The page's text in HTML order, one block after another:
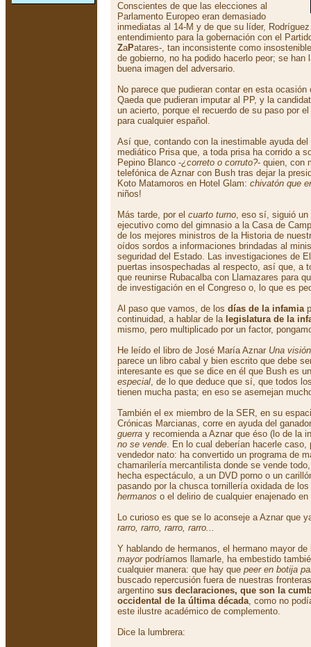
Conscientes de que las elecciones al
Parlamento Europeo eran demasiado
inmediatas al 14-M y de que su líder,
entendimiento para la gobernación con el
ZaPatares-, tan inconsistente como
de gobierno, no ha podido hacerlo peor; se han
buena imagen del adversario.
No parece que pudieran contar en esta
Qaeda que pudieran imputar al PP, y la
un acierto, porque el recuerdo de su paso por
para cualquier español.
Así que, contando con la inestimable ayuda
mediático Prisa que, a toda prisa ha corrido a
Pepino Blanco -¿correto o corruto?- quien, con
telefónica de Aznar con Bush tras dejar la
Koto Matamoros en Hotel Glam: chivatón que
niños!
Más tarde, por el cuarto turno, eso sí, siguió un
ejecutivo como del gimnasio a la Casa de
de los mejores ministros de la Historia de
oídos sordos a informaciones brindadas al
seguridad del Estado. Las investigaciones de
puertas insospechadas al respecto, así que, a
que reunirse Rubacalba con Llamazares para
de investigación en el Congreso o, lo que es
Al paso que vamos, de los días de la infamia
continuidad, a hablar de la legislatura de la
mismo, pero multiplicado por un factor,
He leído el libro de José María Aznar Una
parece un libro cabal y bien escrito que debe
interesante es que se dice en él que Bush es
especial, de lo que deduce que sí, que todos
tienen mucha pasta; en eso se asemejan
También el ex miembro de la SER, en su
Crónicas Marcianas, corre en ayuda del
guerra y recomienda a Aznar que éso (lo de la
no se vende. En lo cual deberían hacerle
vendedor nato: ha convertido un programa de
chamarilería mercantilista donde se vende
hecha espectáculo, a un DVD porno o un
pasando por la chusca tornillería oxidada de
hermanos o el delirio de cualquier enajenado
Lo curioso es que se lo aconseje a Aznar que
rarro, rarro, rarro, rarro...
Y hablando de hermanos, el hermano mayor
mayorpodríamos llamarle, ha embestido
cualquier manera: que hay que peer en botija
buscado repercusión fuera de nuestras
argentino sus declaraciones, que son la
occidental de la última década, como no
este ilustre académico de complemento.
Dice la lumbrera: